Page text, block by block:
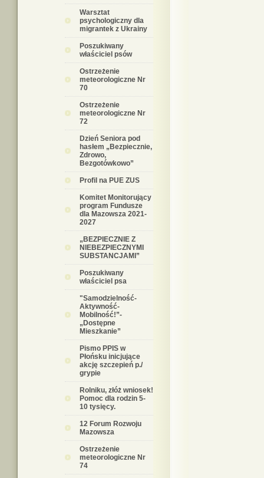
Warsztat
psychologiczny dla
migrantek z Ukrainy
Poszukiwany
właściciel psów
Ostrzeżenie
meteorologiczne Nr
70
Ostrzeżenie
meteorologiczne Nr
72
Dzień Seniora pod
hasłem „Bezpiecznie,
Zdrowo,
Bezgotówkowo”
Profil na PUE ZUS
Komitet Monitorujący
program Fundusze
dla Mazowsza 2021-
2027
„BEZPIECZNIE Z
NIEBEZPIECZNYMI
SUBSTANCJAMI”
Poszukiwany
właściciel psa
"Samodzielność-
Aktywność-
Mobilność!”-
„Dostępne
Mieszkanie”
Pismo PPIS w
Płońsku inicjujące
akcję szczepień p./
grypie
Rolniku, złóż wniosek!
Pomoc dla rodzin 5-
10 tysięcy.
12 Forum Rozwoju
Mazowsza
Ostrzeżenie
meteorologiczne Nr
74